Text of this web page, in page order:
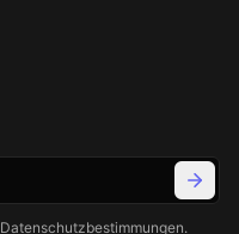
Datenschutzbestimmungen.